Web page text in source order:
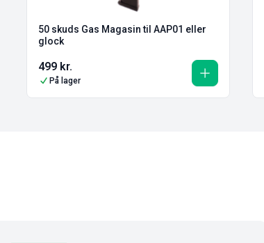
50 skuds Gas Magasin til AAP01 eller
glock
499 kr.
På lager